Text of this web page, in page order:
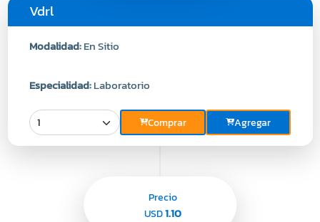
Vdrl
Modalidad:En Sitio
Especialidad:Laboratorio
Comprar Agregar
Precio
USD1.10